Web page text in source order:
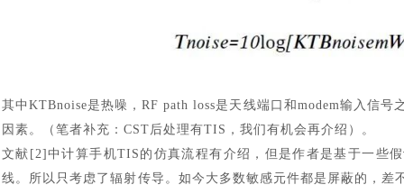
其中KTBnoise是热噪，RF path loss是天线端口和modem输入信
因素。（笔者补充：CST后处理有TIS，我们有机会再介绍）。
文献 [2]中计算手机TIS的仿真流程有介绍，但是作者是基于一些
线。所以只考虑了辐射传导。如今大多数敏感元件都是屏蔽的，差